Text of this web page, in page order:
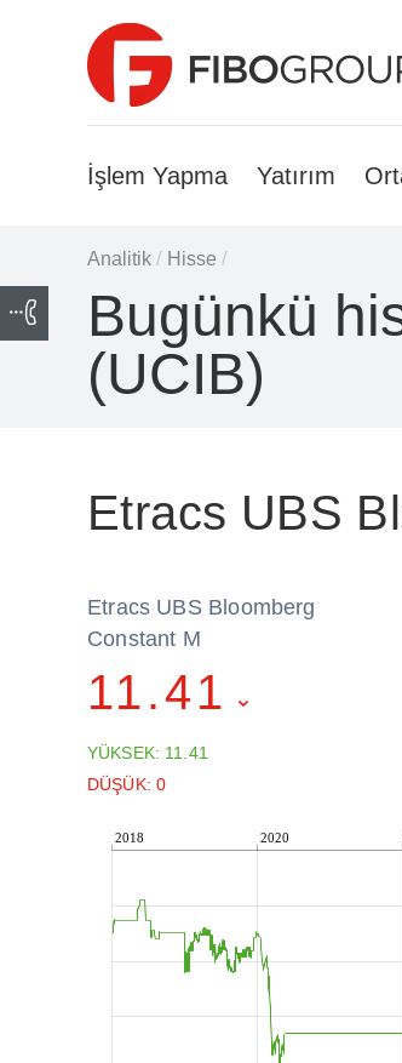
İşlem Yapma Yatırım
Analitik / Hisse /
Bugünkü
(UCIB)
Etracs UBS
Etracs UBS Bloomberg
Constant M
11.41
YÜKSEK: 11.41
DÜŞÜK: 0
2018 2020